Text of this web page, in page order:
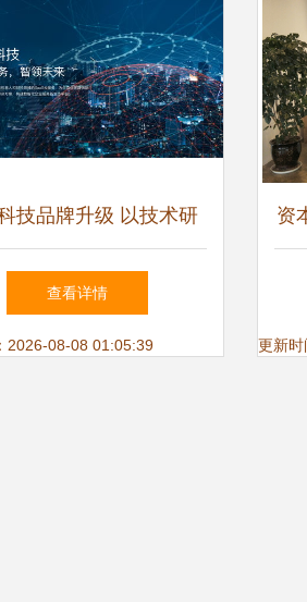
技品牌升级 以技术研
动数智财税服务新生态
查看详情
2026-08-08 01:05:39
资
携
更新